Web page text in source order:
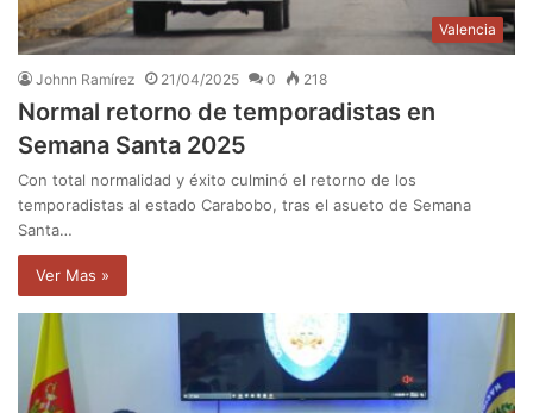
Valencia
Johnn Ramírez 21/04/2025 0 218
Normal retorno de temporadistas en
Semana Santa 2025
Con total normalidad y éxito culminó el retorno de los
temporadistas al estado Carabobo, tras el asueto de Semana
Santa…
Ver Mas »